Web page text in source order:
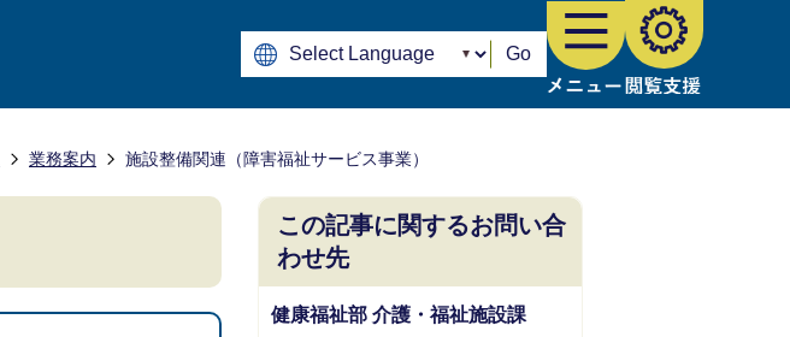
Go
業務案内 施設整備関連（障害福祉サービス事業）
この記事に関するお問い合
わせ先
健康福祉部 介護・福祉施設課